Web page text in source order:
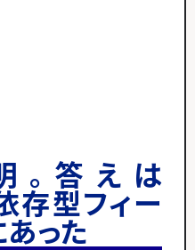
。答えは
存型フィー
あった